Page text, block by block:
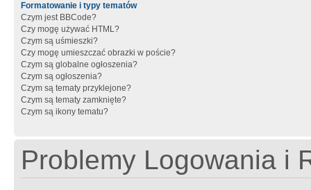
Formatowanie i typy tematów
Czym jest BBCode?
Czy mogę używać HTML?
Czym są uśmieszki?
Czy mogę umieszczać obrazki w poście?
Czym są globalne ogłoszenia?
Czym są ogłoszenia?
Czym są tematy przyklejone?
Czym są tematy zamknięte?
Czym są ikony tematu?
Problemy Logowania i